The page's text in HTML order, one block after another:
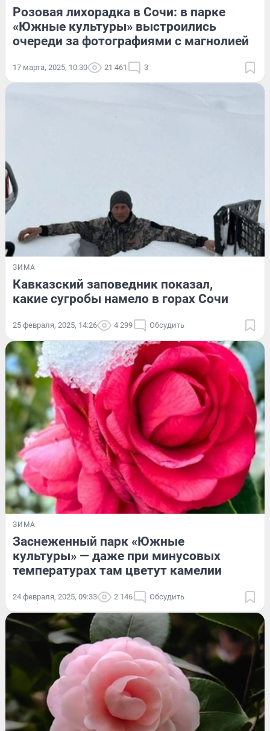
Розовая лихорадка в Сочи: в парке
«Южные культуры» выстроились
очереди за фотографиями с магнолией
17 марта, 2025, 10:30 21 461 3
ЗИМА
Кавказский заповедник показал,
какие сугробы намело в горах Сочи
25 февраля, 2025, 14:26 4 299 Обсудить
ЗИМА
Заснеженный парк «Южные
культуры» — даже при минусовых
температурах там цветут камелии
24 февраля, 2025, 09:33 2 146 Обсудить